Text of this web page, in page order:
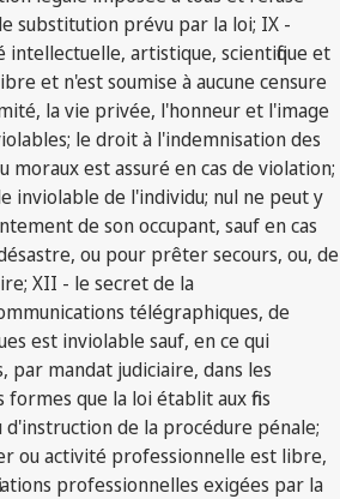
substitution prévu par la loi; IX -
intellectuelle, artistique, scientifique et
et n'est soumise à aucune censure
la vie privée, l'honneur et l'image
le droit à l'indemnisation des
moraux est assuré en cas de violation;
inviolable de l'individu; nul ne peut y
de son occupant, sauf en cas
ou pour prêter secours, ou, de
XII - le secret de la
télégraphiques, de
est inviolable sauf, en ce qui
par mandat judiciaire, dans les
que la loi établit aux fins
de la procédure pénale;
ou activité professionnelle est libre,
professionnelles exigées par la